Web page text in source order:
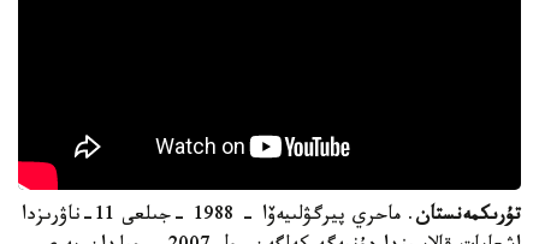
تۇرىكمەنستان
. ماحري پيرگۋلىيەۆا - 1988 -جىلعى 11-ناۋرىزدا